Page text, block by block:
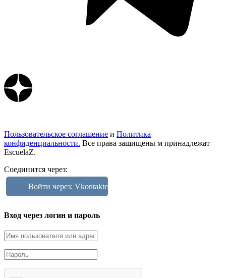
Пользовательское соглашение и Политика
конфиденциальности. Все права защищены м принадлежат
EscuelaZ.
Соединится через:
Войти через: Vkontakte
Вход через логин и пароль